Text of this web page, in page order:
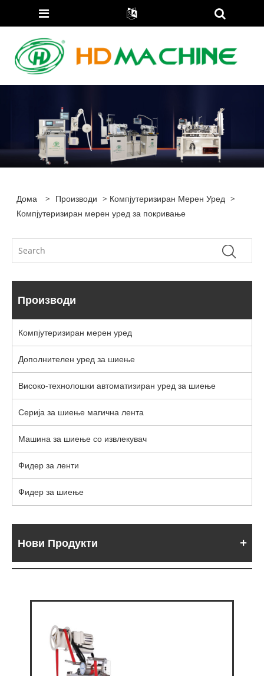
Дома > Производи > Компјутеризиран Мерен Уред >
Компјутеризиран мерен уред за покривање
Производи
Компјутеризиран мерен уред
Дополнителен уред за шиење
Високо-технолошки автоматизиран уред за шиење
Серија за шиење магична лента
Машина за шиење со извлекувач
Фидер за ленти
Фидер за шиење
Нови Продукти